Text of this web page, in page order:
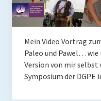
Mein Video Vortrag
Paleo und Pawel… wie
Version von mir selbst
Symposium der